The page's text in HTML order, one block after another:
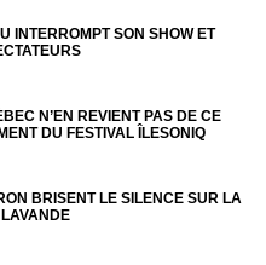
INTERROMPT SON SHOW ET
N’EN REVIENT PAS DE CE
DU FESTIVAL ÎLESONIQ
BRISENT LE SILENCE SUR LA